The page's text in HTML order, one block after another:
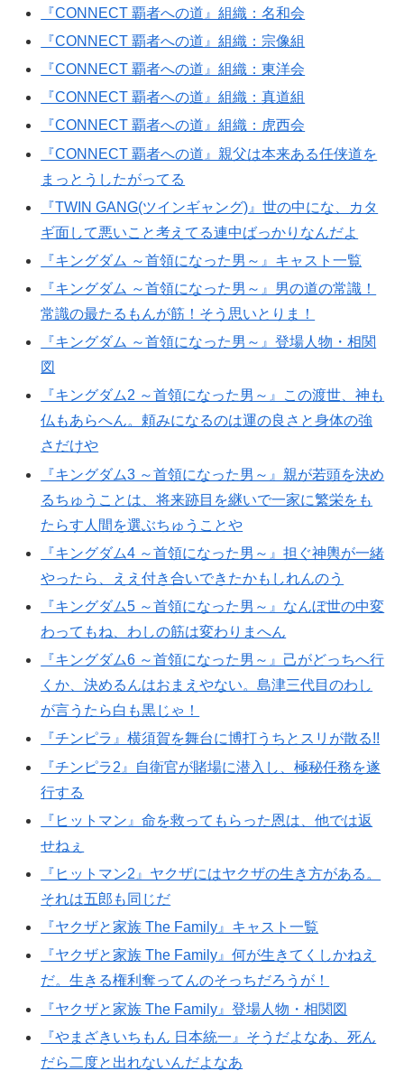
『CONNECT 覇者への道』組織：名和会
『CONNECT 覇者への道』組織：宗像組
『CONNECT 覇者への道』組織：東洋会
『CONNECT 覇者への道』組織：真道組
『CONNECT 覇者への道』組織：虎西会
『CONNECT 覇者への道』親父は本来ある任侠道を
まっとうしたがってる
『TWIN GANG(ツインギャング)』世の中にな、カタ
ギ面して悪いこと考えてる連中ばっかりなんだよ
『キングダム ～首領になった男～』キャスト一覧
『キングダム ～首領になった男～』男の道の常識！
常識の最たるもんが筋！そう思いとりま！
『キングダム ～首領になった男～』登場人物・相関
図
『キングダム2 ～首領になった男～』この渡世、神も
仏もあらへん。頼みになるのは運の良さと身体の強
さだけや
『キングダム3 ～首領になった男～』親が若頭を決め
るちゅうことは、将来跡目を継いで一家に繁栄をも
たらす人間を選ぶちゅうことや
『キングダム4 ～首領になった男～』担ぐ神輿が一緒
やったら、ええ付き合いできたかもしれんのう
『キングダム5 ～首領になった男～』なんぼ世の中変
わってもね、わしの筋は変わりまへん
『キングダム6 ～首領になった男～』己がどっちへ行
くか、決めるんはおまえやない。島津三代目のわし
が言うたら白も黒じゃ！
『チンピラ』横須賀を舞台に博打うちとスリが散る!!
『チンピラ2』自衛官が賭場に潜入し、極秘任務を遂
行する
『ヒットマン』命を救ってもらった恩は、他では返
せねぇ
『ヒットマン2』ヤクザにはヤクザの生き方がある。
それは五郎も同じだ
『ヤクザと家族 The Family』キャスト一覧
『ヤクザと家族 The Family』何が生きてくしかねえ
だ。生きる権利奪ってんのそっちだろうが！
『ヤクザと家族 The Family』登場人物・相関図
『やまざきいちもん 日本統一』そうだよなあ、死ん
だら二度と出れないんだよなあ